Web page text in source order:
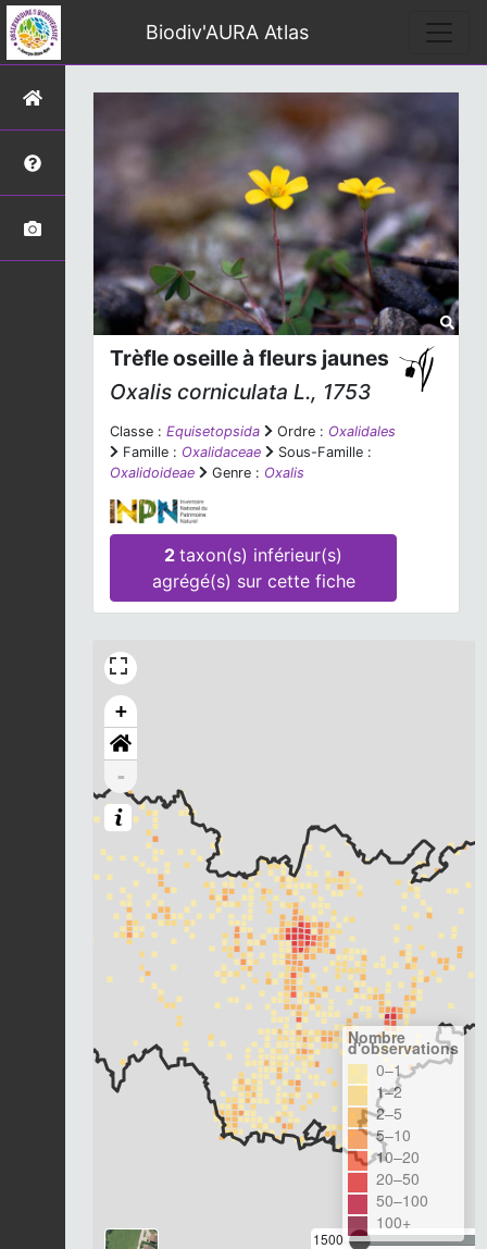
Biodiv'AURA Atlas
Trèfle oseille à fleurs jaunes
Oxalis corniculata L., 1753
Classe : Equisetopsida Ordre : Oxalidales
Famille : Oxalidaceae
Sous-Famille :
Oxalidoideae
Genre : Oxalis
2taxon(s) inférieur(s)
agrégé(s) sur cette fiche
+
-
1500
Nombre
d'observations
0–1
1–2
2–5
5–10
10–20
20–50
50–100
100+